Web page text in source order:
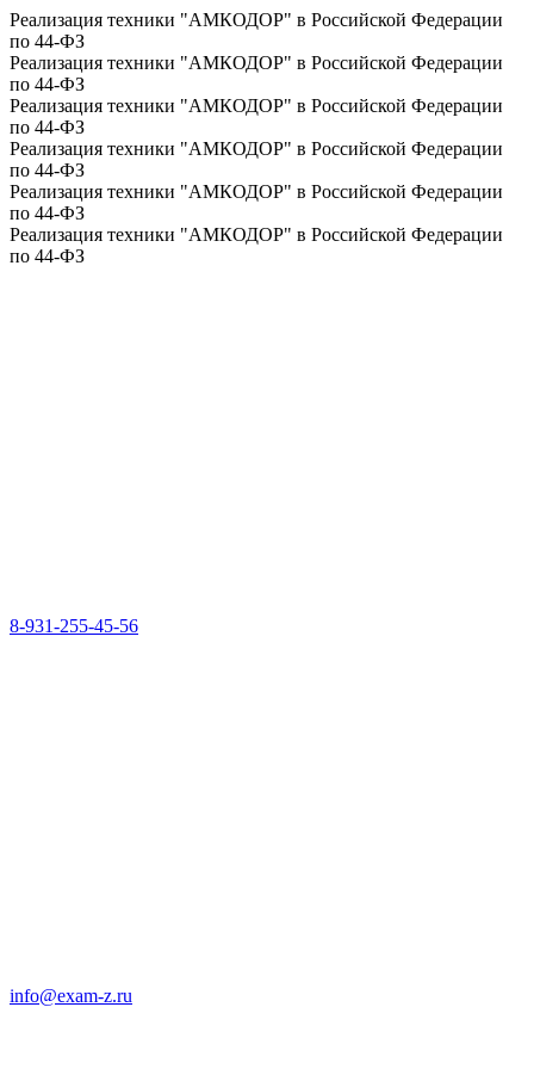
Реализация техники "АМКОДОР" в Российской Федерации
по 44-ФЗ
Реализация техники "АМКОДОР" в Российской Федерации
по 44-ФЗ
Реализация техники "АМКОДОР" в Российской Федерации
по 44-ФЗ
Реализация техники "АМКОДОР" в Российской Федерации
по 44-ФЗ
Реализация техники "АМКОДОР" в Российской Федерации
по 44-ФЗ
Реализация техники "АМКОДОР" в Российской Федерации
по 44-ФЗ
8-931-255-45-56
info@exam-z.ru